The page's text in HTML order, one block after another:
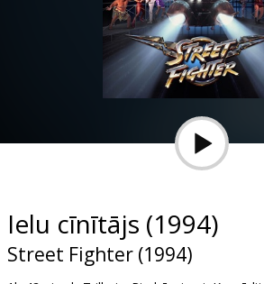
Pasākumi
B2B
Ielu cīnītājs (1994)
Street Fighter (1994)